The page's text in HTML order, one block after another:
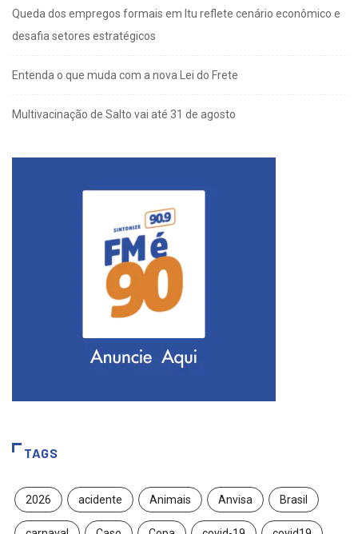
Queda dos empregos formais em Itu reflete cenário econômico e
desafia setores estratégicos
Entenda o que muda com a nova Lei do Frete
Multivacinação de Salto vai até 31 de agosto
TAGS
2026 acidente Animais Anvisa Brasil